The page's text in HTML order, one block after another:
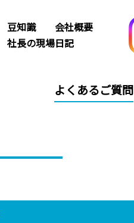
豆知識
会社概要
社長の現場日記
よくあるご質問